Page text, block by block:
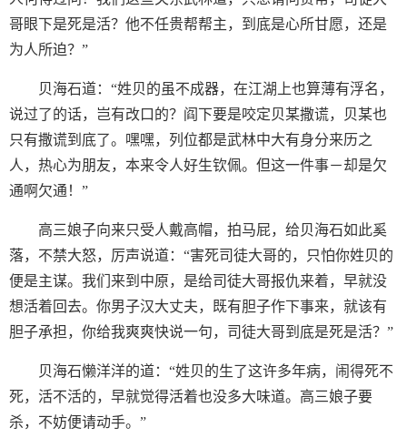
哥眼下是死是活？他不任贵帮帮主，到底是心所甘愿，还是
为人所迫？”
贝海石道：“姓贝的虽不成器，在江湖上也算薄有浮名，
说过了的话，岂有改口的？阎下要是咬定贝某撒谎，贝某也
只有撒谎到底了。嘿嘿，列位都是武林中大有身分来历之
人，热心为朋友，本来令人好生钦佩。但这一件事－却是欠
通啊欠通！”
高三娘子向来只受人戴高帽，拍马屁，给贝海石如此奚
落，不禁大怒，厉声说道：“害死司徒大哥的，只怕你姓贝的
便是主谋。我们来到中原，是给司徒大哥报仇来着，早就没
想活着回去。你男子汉大丈夫，既有胆子作下事来，就该有
胆子承担，你给我爽爽快说一句，司徒大哥到底是死是活？”
贝海石懒洋洋的道：“姓贝的生了这许多年病，闹得死不
死，活不活的，早就觉得活着也没多大味道。高三娘子要
杀，不妨便请动手。”